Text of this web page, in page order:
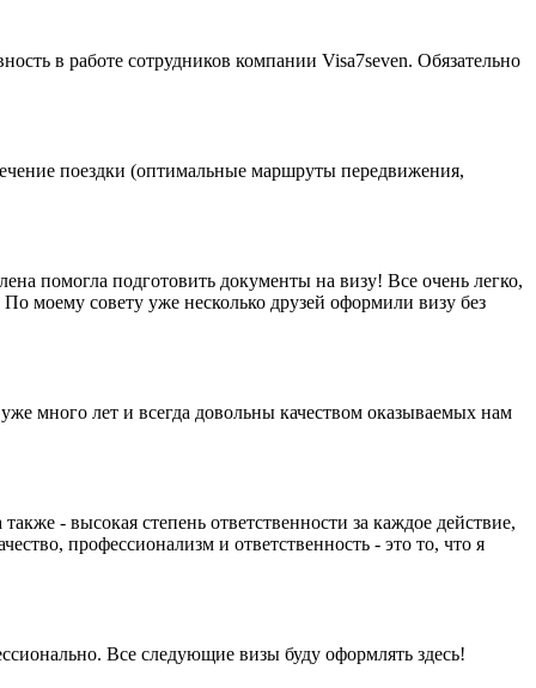
в работе сотрудников компании Visa7seven. Обязательно
поездки (оптимальные маршруты передвижения,
помогла подготовить документы на визу! Все очень легко,
моему совету уже несколько друзей оформили визу без
много лет и всегда довольны качеством оказываемых нам
- высокая степень ответственности за каждое действие,
профессионализм и ответственность - это то, что я
Все следующие визы буду оформлять здесь!